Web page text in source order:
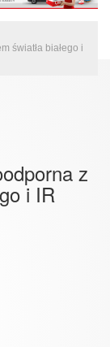
światła białego i
z
i IR